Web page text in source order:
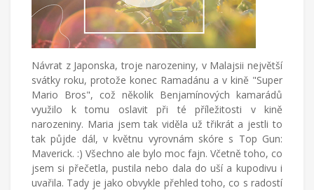
radostech
všednodenního
života.
Návrat z Japonska, troje narozeniny, v Malajsii největší
svátky roku, protože konec Ramadánu a v kině "Super
Mario Bros", což několik Benjamínových kamarádů
využilo k tomu oslavit při té příležitosti v kině
narozeniny. Maria jsem tak viděla už třikrát a jestli to
tak půjde dál, v květnu vyrovnám skóre s Top Gun:
Maverick. :) Všechno ale bylo moc fajn. Včetně toho, co
jsem si přečetla, pustila nebo dala do uší a kupodivu i
uvařila. Tady je jako obvykle přehled toho, co s radostí